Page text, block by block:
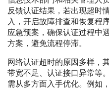
反馈认证结果，若出现超时
入，开启故障排查和恢复程
应急预案，确保认证过程中
方案，避免流程停滞。
网络认证超时的原因多样，
带宽不足、认证接口异常等
需从多方面入手优化。例如